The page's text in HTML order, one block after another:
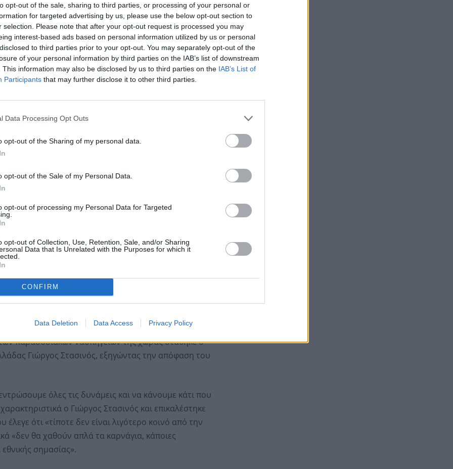
opt-out of the sale, sharing to third parties, or processing of your personal or
for targeted advertising by us, please use the below opt-out section to
selection. Please note that after your opt-out request is processed you may
interest-based ads based on personal information utilized by us or personal
to third parties prior to your opt-out. You may separately opt-out of the
of your personal information by third parties on the IAB’s list of downstream
This information may also be disclosed by us to third parties on the IAB’s List of
Participants that may further disclose it to other third parties.
Data Processing Opt Outs
opt-out of the Sharing of my personal data.
opt-out of the Sale of my Personal Data.
opt-out of processing my Personal Data for Targeted
opt-out of Collection, Use, Retention, Sale, and/or Sharing
Data that Is Unrelated with the Purposes for which it
CONFIRM
Data Deletion Data Access Privacy Policy
των παραδοσιακών ναυπηγείων της χώρας
παραδοσιακών ναυπηγείων της χώρας στάθηκε ο
Γιώργος Στασινός, εξηγώντας την απόφαση του
όλες τις δυνάμεις και να κάνουμε κάτι που
ο Γιώργος Στασινός και επικαλέστηκε
ότι «τίποτε δεν είναι λιγότερο κοινό από την
«δεν θα χαθούν απλά τα καρνάγια, κάποιες
σημασίας».